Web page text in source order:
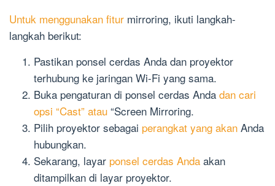
Untuk menggunakan fitur mirroring, ikuti langkah-
langkah berikut:
Pastikan ponsel cerdas Anda dan proyektor
terhubung ke jaringan Wi-Fi yang sama.
Buka pengaturan di ponsel cerdas Anda dan cari
opsi “Cast” atau “Screen Mirroring.
Pilih proyektor sebagai perangkat yang akan Anda
hubungkan.
Sekarang, layar ponsel cerdas Anda akan
ditampilkan di layar proyektor.